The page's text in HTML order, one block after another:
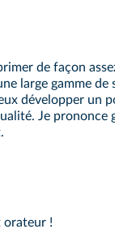
de façon
large gamme de
développer un
Je prononce
orateur !